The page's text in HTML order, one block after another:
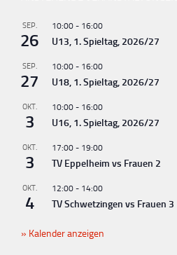
SEP.
26
10:00 - 16:00
U13, 1. Spieltag, 2026/27
SEP.
27
10:00 - 16:00
U18, 1. Spieltag, 2026/27
OKT.
3
10:00 - 16:00
U16, 1. Spieltag, 2026/27
OKT.
3
17:00 - 19:00
TV Eppelheim vs Frauen 2
OKT.
4
12:00 - 14:00
TV Schwetzingen vs Frauen 3
Kalender anzeigen